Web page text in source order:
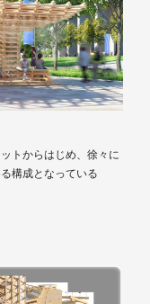
トからはじめ、徐々に
構成となっている